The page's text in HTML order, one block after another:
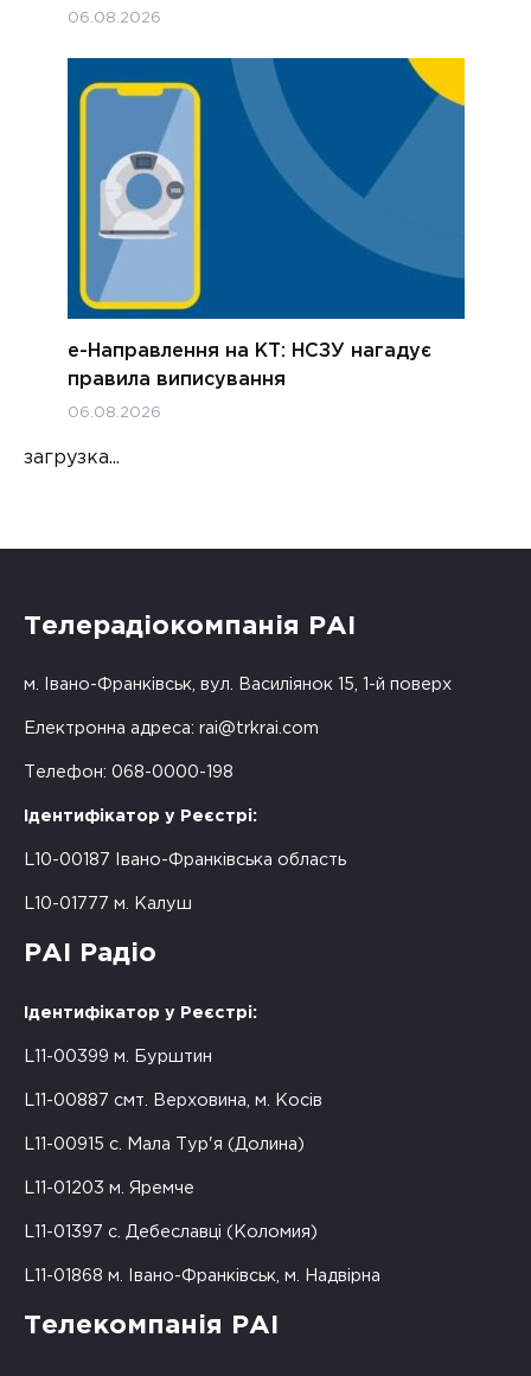
06.08.2026
е-Направлення на КТ: НСЗУ нагадує
правила виписування
06.08.2026
загрузка...
Телерадіокомпанія РАІ
м. Івано-Франківськ, вул. Василіянок 15, 1-й поверх
Електронна адреса: rai@trkrai.com
Телефон: 068-0000-198
Ідентифікатор у Реєстрі:
L10-00187 Івано-Франківська область
L10-01777 м. Калуш
РАІ Радіо
Ідентифікатор у Реєстрі:
L11-00399 м. Бурштин
L11-00887 смт. Верховина, м. Косів
L11-00915 с. Мала Тур'я (Долина)
L11-01203 м. Яремче
L11-01397 с. Дебеславці (Коломия)
L11-01868 м. Івано-Франківськ, м. Надвірна
Телекомпанія РАІ